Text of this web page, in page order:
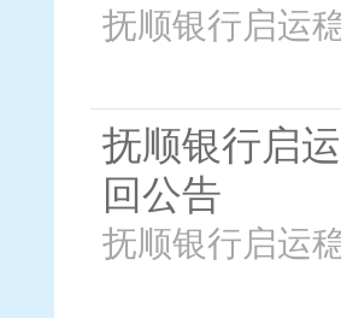
抚顺银行启运
抚顺银行启
回公告
抚顺银行启运